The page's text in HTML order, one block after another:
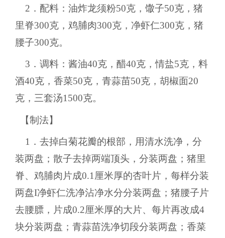
2．配料：油炸龙须粉50克，馓子50克，猪
里脊300克，鸡脯肉300克，净虾仁300克，猪
腰子300克。
3．调料：酱油40克，醋40克，情盐5克，料
酒40克，香菜50克，青蒜苗50克，胡椒面20
克，三套汤1500克。
【制法】
1．去掉白菊花瓣的根部，用清水洗净，分
装两盘；散子去掉两端顶头，分装两盘；猪里
脊、鸡脯肉片成0.1厘米厚的杏叶片，每样分装
两盘I净虾仁洗净沾净水分分装两盘；猪腰子片
去腰膘，片成0.2厘米厚的大片、每片再改成4
块分装两盘；青蒜苗洗净切段分装两盘；香菜